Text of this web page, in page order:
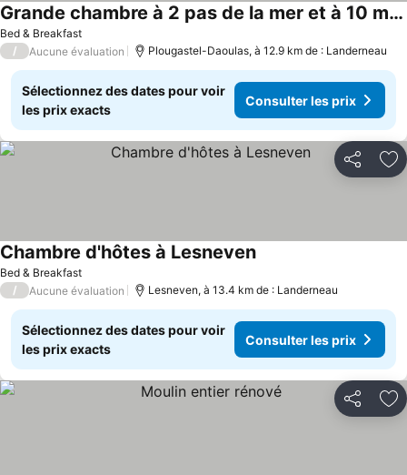
Bed & Breakfast
Grande chambre à 2 pas de la mer et à 10 minutes de Brest
/ Aucune évaluation Plougastel-Daoulas, à 12.9 km de : Landerneau
Sélectionnez des dates pour voir
les prix exacts
Consulter les prix
Partager
Bed & Breakfast
Chambre d'hôtes à Lesneven
/ Aucune évaluation Lesneven, à 13.4 km de : Landerneau
Sélectionnez des dates pour voir
les prix exacts
Consulter les prix
Partager